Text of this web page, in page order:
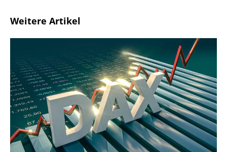
Weitere Artikel